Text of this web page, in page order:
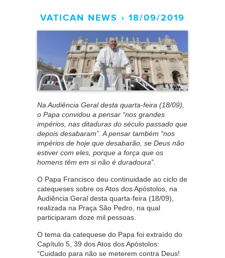
VATICAN NEWS › 18/09/2019
Na Audiência Geral desta quarta-feira (18/09),
o Papa convidou a pensar “nos grandes
impérios, nas ditaduras do século passado que
depois desabaram”. A pensar também “nos
impérios de hoje que desabarão, se Deus não
estiver com eles, porque a força que os
homens têm em si não é duradoura”.
O Papa Francisco deu continuidade ao ciclo de
catequeses sobre os Atos dos Apóstolos, na
Audiência Geral desta quarta-feira (18/09),
realizada na Praça São Pedro, na qual
participaram doze mil pessoas.
O tema da catequese do Papa foi extraído do
Capítulo 5, 39 dos Atos dos Apóstolos:
“Cuidado para não se meterem contra Deus!